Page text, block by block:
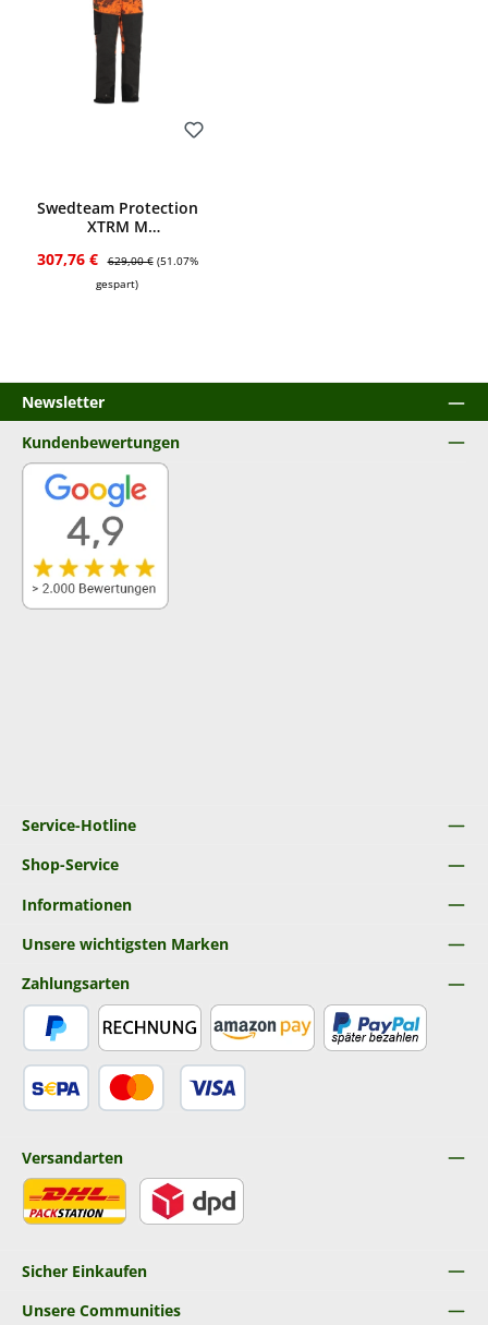
Swedteam Protection
XTRM M
(Desolve Fire)
Verkaufspreis:
307,76 € Regulärer Preis:
629,00 € (51.07%
gespart)
Newsletter
Service-Hotline
Shop-Service
Informationen
Unsere wichtigsten Marken
Sicher Einkaufen
Kundenbewertungen
Unsere Communities
Zahlungsarten
Versandarten